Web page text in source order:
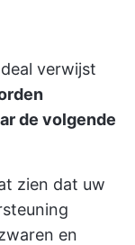
verwijst
de volgende
zien dat uw
en